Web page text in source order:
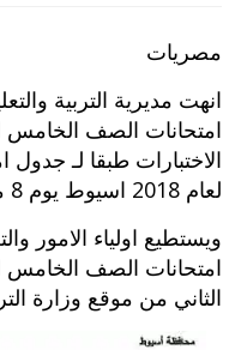
مصريات
انهت مديرية التربية
امتحانات الصف الخامس
الاختبارات طبقا لـ
لعام 2018 اسيوط يوم 8 مايو وينتهي في الاثنين 13 مايو.
ويستطيع اولياء الامور
الثاني من موقع وزارة